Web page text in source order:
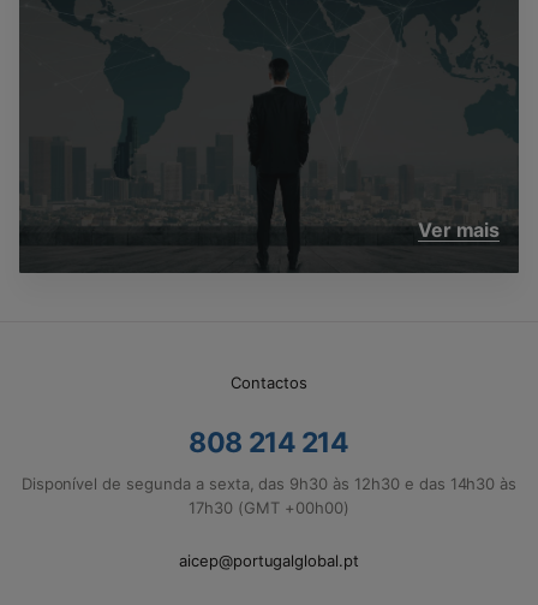
Ver mais
Contactos
808 214 214
Disponível de segunda a sexta, das 9h30 às 12h30 e das 14h30 às
17h30 (GMT +00h00)
aicep@portugalglobal.pt